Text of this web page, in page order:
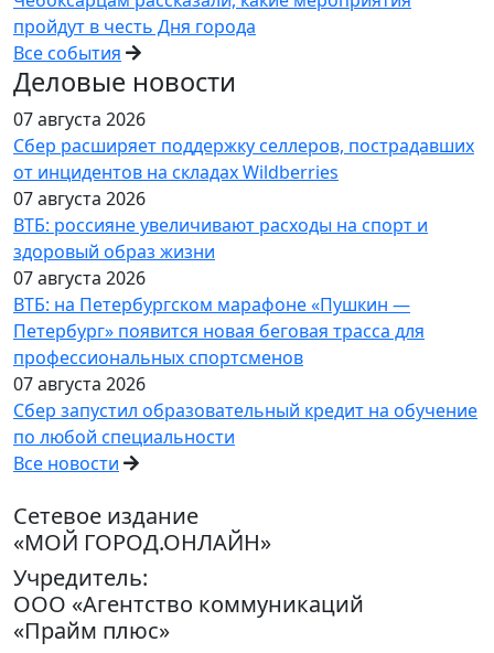
пройдут в честь Дня города
Все события
Деловые новости
07 августа 2026
Сбер расширяет поддержку селлеров, пострадавших
от инцидентов на складах Wildberries
07 августа 2026
ВТБ: россияне увеличивают расходы на спорт и
здоровый образ жизни
07 августа 2026
ВТБ: на Петербургском марафоне «Пушкин —
Петербург» появится новая беговая трасса для
профессиональных спортсменов
07 августа 2026
Сбер запустил образовательный кредит на обучение
по любой специальности
Все новости
Сетевое издание
«МОЙ ГОРОД.ОНЛАЙН»
Учредитель:
ООО «Агентство коммуникаций
«Прайм плюс»